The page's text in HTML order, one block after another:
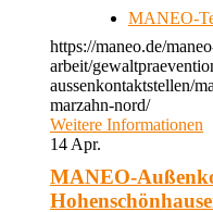
MANEO-
https://maneo.de/
arbeit/
aussenkontaktstellen/
marzahn-nord/
Weitere Informationen
14 Apr.
MANEO-